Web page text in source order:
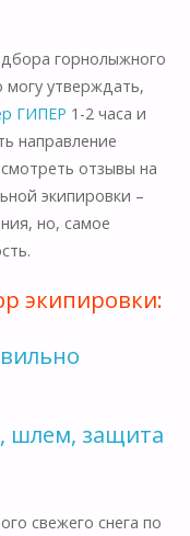
горнолыжного
утверждать,
ГИПЕР 1-2 часа и
направление
отзывы на
экипировки –
но, самое
экипировки:
шлем, защита
свежего снега по